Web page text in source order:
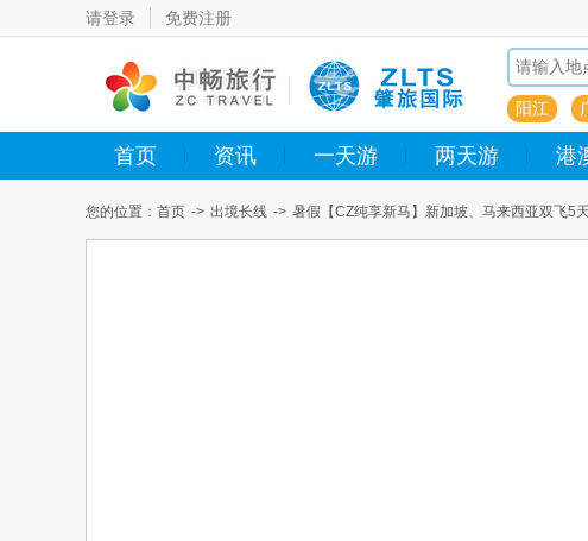
请登录 免费注册
阳江
首页 资讯 一天游 两天游 港
您的位置： 首页 -> 出境长线 -> 暑假【CZ纯享新马】新加坡、马来西亚双飞5